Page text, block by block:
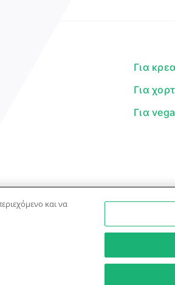
Για
Για
Για
και να